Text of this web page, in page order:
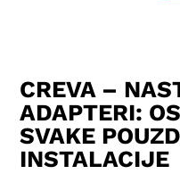
CREVA –
ADAPTERI:
SVAKE
INSTALACIJE